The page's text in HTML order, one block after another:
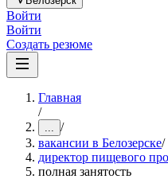
Войти
Войти
Создать резюме
Главная
/
... /
вакансии в Белозерске/
директор пищевого
полная занятость